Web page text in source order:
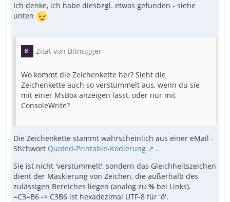
Ich denke, ich habe diesbzgl. etwas gefunden - siehe
unten
Zitat von Bitnugger
Wo kommt die Zeichenkette her? Sieht die
Zeichenkette auch so verstümmelt aus, wenn du sie
mit einer MsBox anzeigen lässt, oder nur mit
ConsoleWrite?
Die Zeichenkette stammt wahrscheinlich aus einer eMail -
Stichwort Quoted-Printable-Kodierung
.
Sie ist nicht 'verstümmelt', sondern das Gleichheitszeichen
dient der Maskierung von Zeichen, die außerhalb des
zulässigen Bereiches liegen (analog zu % bei Links).
=C3=B6 -> C3B6 ist hexadezimal UTF-8 für 'ö'.